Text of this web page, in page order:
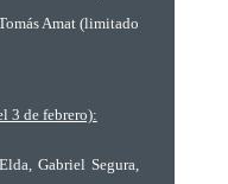
Amat (limitado
3 de febrero):
Gabriel Segura,